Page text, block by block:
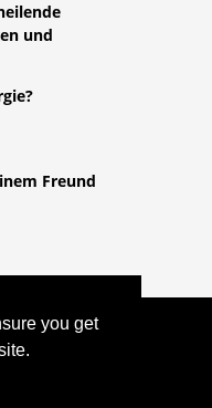
you get
und
Freund
IN DER